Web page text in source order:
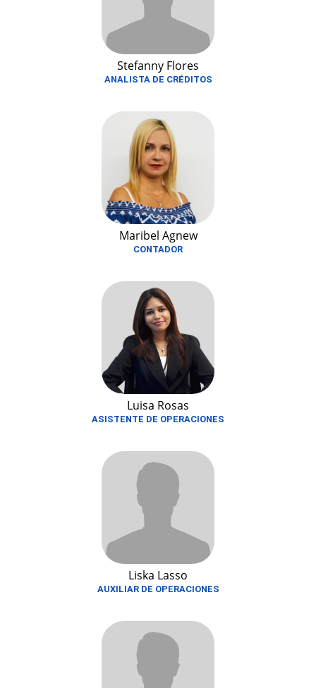
Stefanny Flores
ANALISTA DE CRÉDITOS
Maribel Agnew
CONTADOR
Luisa Rosas
ASISTENTE DE OPERACIONES
Liska Lasso
AUXILIAR DE OPERACIONES